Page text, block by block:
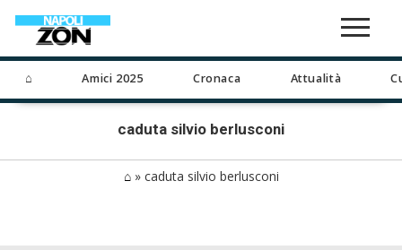
⌂ Amici 2025 Cronaca Attualità
caduta silvio berlusconi
⌂» caduta silvio berlusconi